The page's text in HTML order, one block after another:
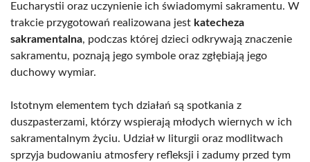
Eucharystii oraz uczynienie ich świadomymi sakramentu. W
trakcie przygotowań realizowana jest katecheza
sakramentalna, podczas której dzieci odkrywają znaczenie
sakramentu, poznają jego symbole oraz zgłębiają jego
duchowy wymiar.
Istotnym elementem tych działań są spotkania z
duszpasterzami, którzy wspierają młodych wiernych w ich
sakramentalnym życiu. Udział w liturgii oraz modlitwach
sprzyja budowaniu atmosfery refleksji i zadumy przed tym